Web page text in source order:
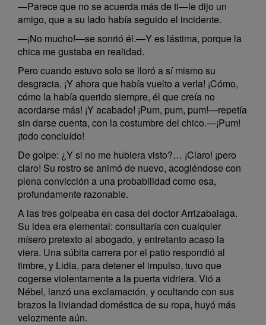
—Parece que no se acuerda más de ti—le dijo un
amigo, que a su lado había seguido el incidente.
—¡No mucho!—se sonrió él.—Y es lástima, porque la
chica me gustaba en realidad.
Pero cuando estuvo solo se lloró a sí mismo su
desgracia. ¡Y ahora que había vuelto a verla! ¡Cómo,
cómo la había querido siempre, él que creía no
acordarse más! ¡Y acabado! ¡Pum, pum, pum!—repetía
sin darse cuenta, con la costumbre del chico.—¡Pum!
¡todo concluído!
De golpe: ¿Y si no me hubiera visto?… ¡Claro! ¡pero
claro! Su rostro se animó de nuevo, acogiéndose con
plena convicción a una probabilidad como esa,
profundamente razonable.
A las tres golpeaba en casa del doctor Arrizabalaga.
Su idea era elemental: consultaría con cualquier
mísero pretexto al abogado, y entretanto acaso la
viera. Una súbita carrera por el patio respondió al
timbre, y Lidia, para detener el impulso, tuvo que
cogerse violentamente a la puerta vidriera. Vió a
Nébel, lanzó una exclamación, y ocultando con sus
brazos la liviandad doméstica de su ropa, huyó más
velozmente aún.